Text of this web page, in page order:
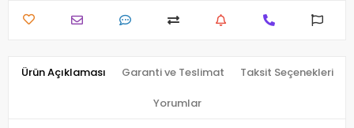
Ürün Açıklaması Garanti ve Teslimat Taksit Seçenekleri
Yorumlar